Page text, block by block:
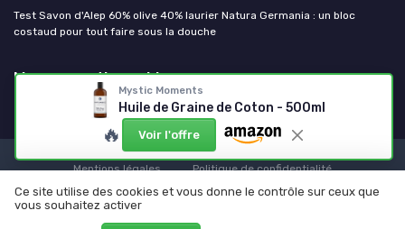
Mystic Moments
Huile de Graine de Coton - 500ml
🔥 Voir l'offre
Test Savon d'Alep 60% olive 40% laurier Natura Germania : un bloc
costaud pour tout faire sous la douche
Mes cosmetiques bio
Mentions légales
Politique de confidentialité
© Mes cosmetiques bio 2026
Ce site utilise des cookies et vous donne le contrôle sur ceux que
vous souhaitez activer